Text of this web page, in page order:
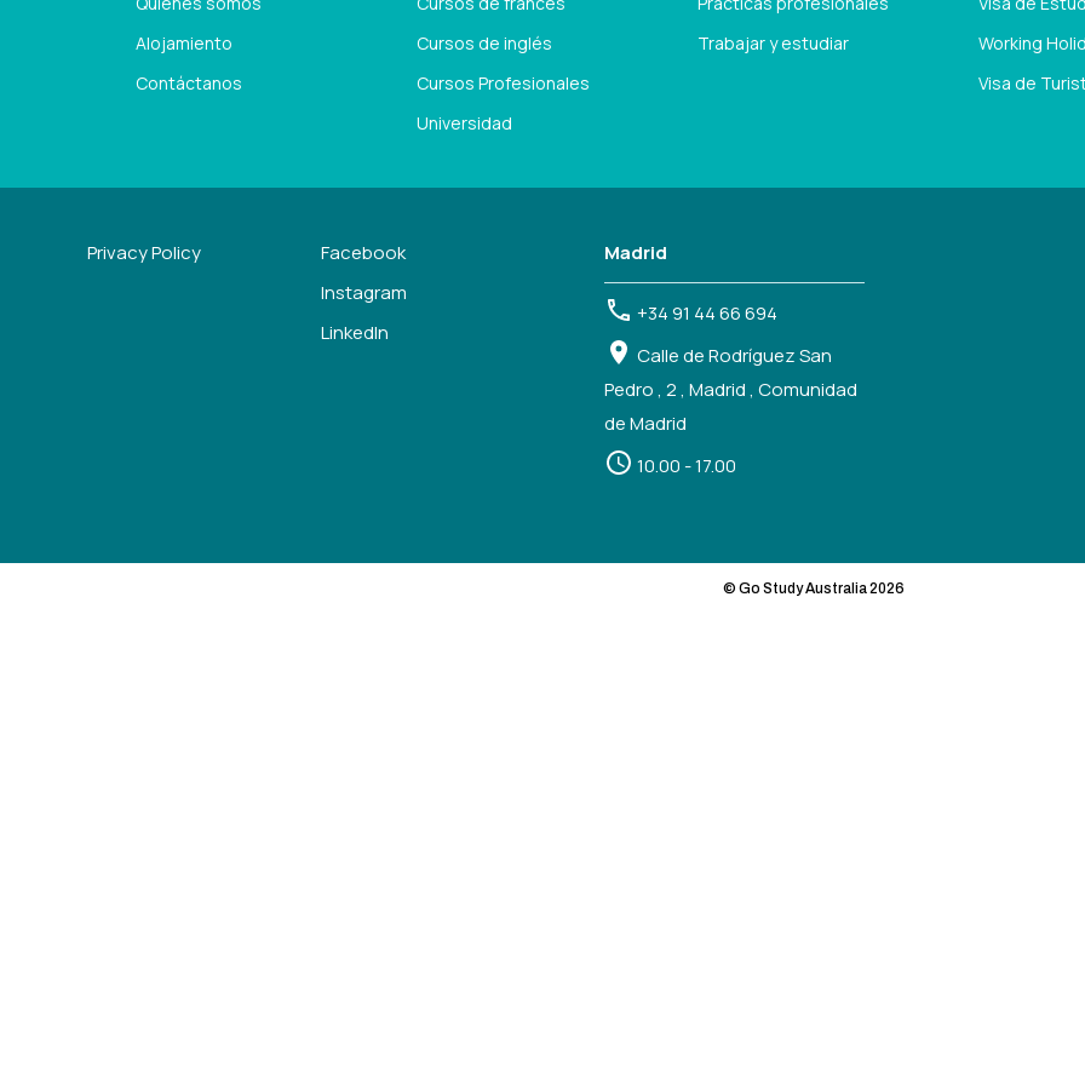
Alojamiento
Contáctanos
Cursos de inglés
Cursos Profesionales
Universidad
Trabajar y estudiar
Working
Visa de
Privacy Policy
Facebook
Instagram
LinkedIn
Madrid
+34 91 44 66 694
Calle de Rodríguez San
Pedro , 2 , Madrid , Comunidad
de Madrid
10.00 - 17.00
© Go Study Australia 2026